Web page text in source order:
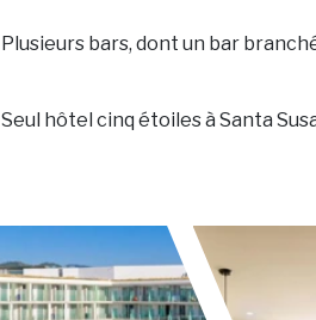
Plusieurs bars, dont un bar
Seul hôtel cinq étoiles à Santa